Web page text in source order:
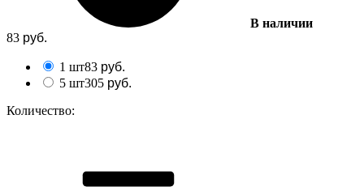
В наличии
83 руб.
1 шт83 руб.
5 шт305 руб.
Количество: